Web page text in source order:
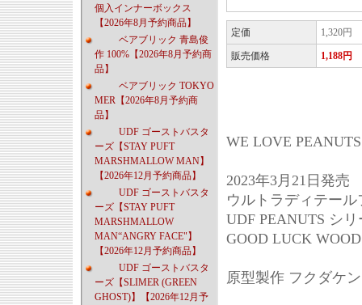
個入インナーボックス
【2026年8月予約商品】
ベアブリック 青島俊
作 100%【2026年8月予約商
品】
ベアブリック TOKYO
MER【2026年8月予約商
品】
UDF ゴーストバスタ
ーズ【STAY PUFT
MARSHMALLOW MAN】
【2026年12月予約商品】
UDF ゴーストバスタ
ーズ【STAY PUFT
MARSHMALLOW
MAN“ANGRY FACE"】
【2026年12月予約商品】
UDF ゴーストバスタ
ーズ【SLIMER (GREEN
GHOST)】【2026年12月予
定価 1,320円
販売価格 1,188円
WE LOVE
2023年3月21日発売
ウルトラディテール
UDF PEANUTS シリ
GOOD LUCK
原型製作 フクダケ